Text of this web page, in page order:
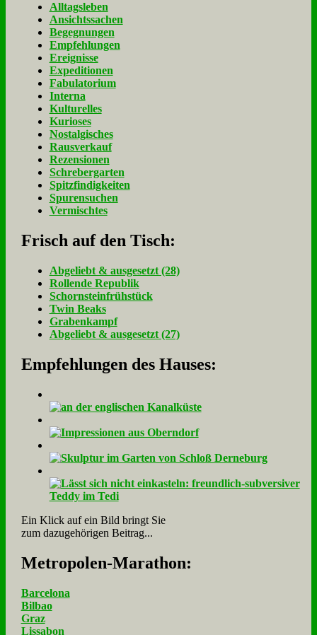
Alltagsleben
Ansichtssachen
Begegnungen
Empfehlungen
Ereignisse
Expeditionen
Fabulatorium
Interna
Kulturelles
Kurioses
Nostalgisches
Rausverkauf
Rezensionen
Schrebergarten
Spitzfindigkeiten
Spurensuchen
Vermischtes
Frisch auf den Tisch:
Ab­ge­liebt & aus­ge­setzt (28)
Rol­len­de Re­pu­blik
Schorn­stein­früh­stück
Twin Beaks
Gra­ben­kampf
Ab­ge­liebt & aus­ge­setzt (27)
Empfehlungen des Hauses:
Ein Klick auf ein Bild bringt Sie
zum dazugehörigen Beitrag...
Me­tro­po­len-Ma­ra­thon:
Barcelona
Bilbao
Graz
Lissabon